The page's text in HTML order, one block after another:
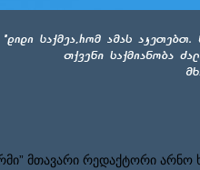
მთავარი რედაქტორი არნო